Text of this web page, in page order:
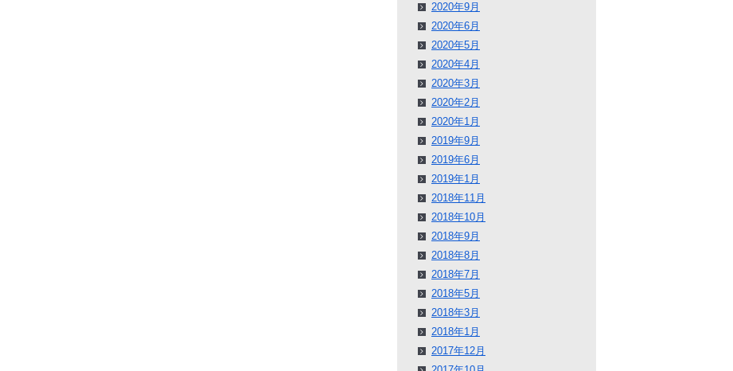
2020年9月
2020年6月
2020年5月
2020年4月
2020年3月
2020年2月
2020年1月
2019年9月
2019年6月
2019年1月
2018年11月
2018年10月
2018年9月
2018年8月
2018年7月
2018年5月
2018年3月
2018年1月
2017年12月